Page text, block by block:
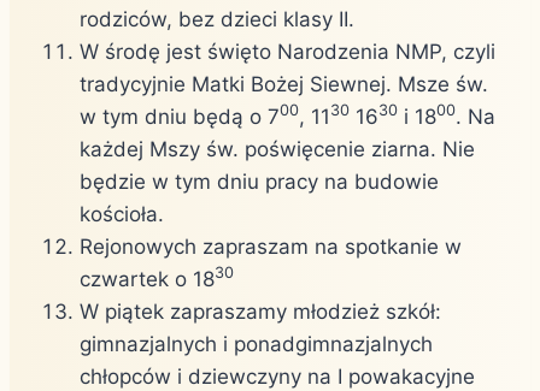
rodziców, bez dzieci klasy II.
W środę jest święto Narodzenia NMP, czyli
tradycyjnie Matki Bożej Siewnej. Msze św.
w tym dniu będą o 700, 11 30 1630 i 1800. Na
każdej Mszy św. poświęcenie ziarna. Nie
będzie w tym dniu pracy na budowie
kościoła.
Rejonowych zapraszam na spotkanie w
czwartek o 1830
W piątek zapraszamy młodzież szkół:
gimnazjalnych i ponadgimnazjalnych
chłopców i dziewczyny na I powakacyjne